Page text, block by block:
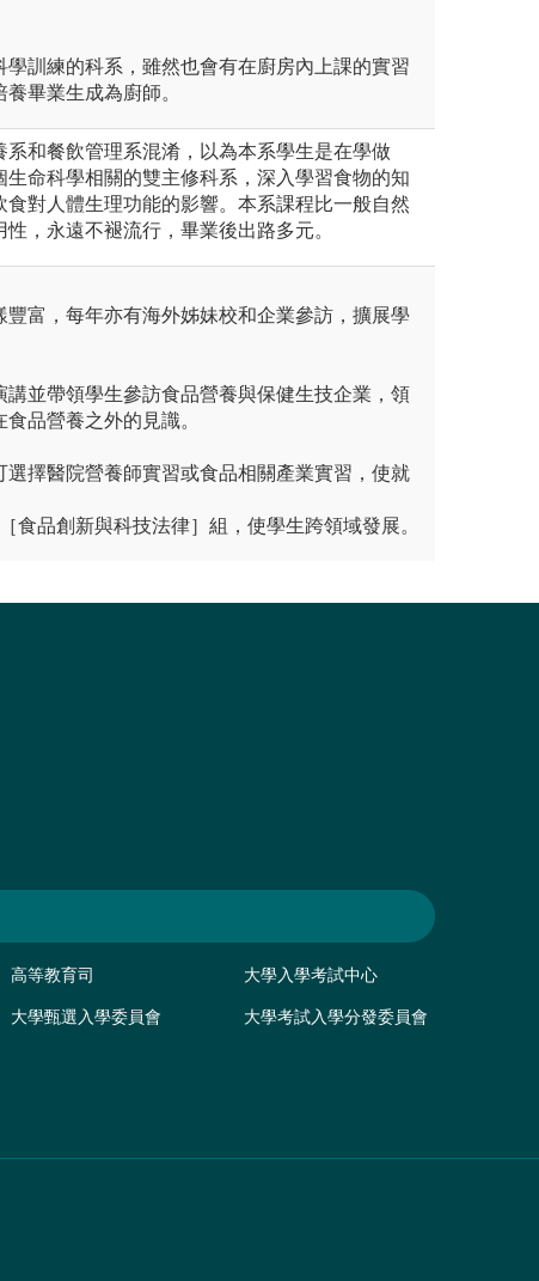
學訓練的科系，雖然也會有在廚房內上課的實習
畢業生成為廚師。
系和餐飲管理系混淆，以為本系學生是在學做
生命科學相關的雙主修科系，深入學習食物的知
食對人體生理功能的影響。本系課程比一般自然
，永遠不褪流行，畢業後出路多元。
豐富，每年亦有海外姊妹校和企業參訪，擴展學
講並帶領學生參訪食品營養與保健生技企業，領
品營養之外的見識。
選擇醫院營養師實習或食品相關產業實習，使就
食品創新與科技法律］組，使學生跨領域發展。
高等教育司 大學入學考試中心
大學甄選入學委員會 大學考試入學分發委員會